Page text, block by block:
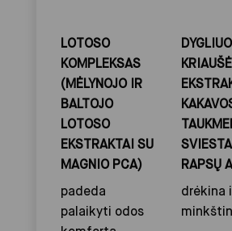
LOTOSO
KOMPLEKSAS
(MĖLYNOJO IR
BALTOJO
LOTOSO
EKSTRAKTAI SU
MAGNIO PCA)
padeda
palaikyti odos
RAPSŲ
drėkina